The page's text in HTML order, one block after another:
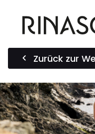
Zurück zur